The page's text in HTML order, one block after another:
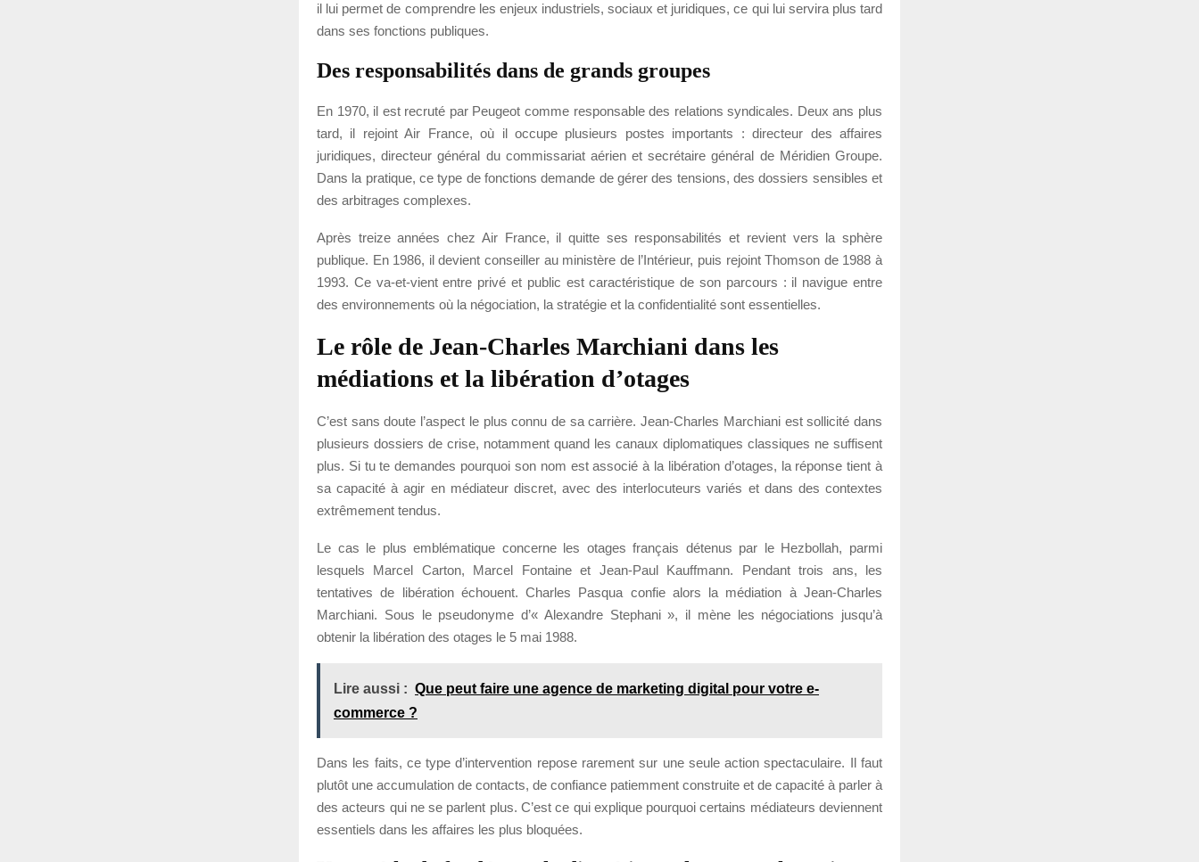
il lui permet de comprendre les enjeux industriels, sociaux et juridiques, ce qui lui servira plus tard
dans ses fonctions publiques.
Des responsabilités dans de grands groupes
En 1970, il est recruté par Peugeot comme responsable des relations syndicales. Deux ans plus
tard, il rejoint Air France, où il occupe plusieurs postes importants : directeur des affaires
juridiques, directeur général du commissariat aérien et secrétaire général de Méridien Groupe.
Dans la pratique, ce type de fonctions demande de gérer des tensions, des dossiers sensibles et
des arbitrages complexes.
Après treize années chez Air France, il quitte ses responsabilités et revient vers la sphère
publique. En 1986, il devient conseiller au ministère de l’Intérieur, puis rejoint Thomson de 1988 à
1993. Ce va-et-vient entre privé et public est caractéristique de son parcours : il navigue entre
des environnements où la négociation, la stratégie et la confidentialité sont essentielles.
Le rôle de Jean-Charles Marchiani dans les
médiations et la libération d’otages
C’est sans doute l’aspect le plus connu de sa carrière. Jean-Charles Marchiani est sollicité dans
plusieurs dossiers de crise, notamment quand les canaux diplomatiques classiques ne suffisent
plus. Si tu te demandes pourquoi son nom est associé à la libération d’otages, la réponse tient à
sa capacité à agir en médiateur discret, avec des interlocuteurs variés et dans des contextes
extrêmement tendus.
Le cas le plus emblématique concerne les otages français détenus par le Hezbollah, parmi
lesquels Marcel Carton, Marcel Fontaine et Jean-Paul Kauffmann. Pendant trois ans, les
tentatives de libération échouent. Charles Pasqua confie alors la médiation à Jean-Charles
Marchiani. Sous le pseudonyme d’« Alexandre Stephani », il mène les négociations jusqu’à
obtenir la libération des otages le 5 mai 1988.
Lire aussi : Que peut faire une agence de marketing digital pour votre e-
commerce ?
Dans les faits, ce type d’intervention repose rarement sur une seule action spectaculaire. Il faut
plutôt une accumulation de contacts, de confiance patiemment construite et de capacité à parler à
des acteurs qui ne se parlent plus. C’est ce qui explique pourquoi certains médiateurs deviennent
essentiels dans les affaires les plus bloquées.